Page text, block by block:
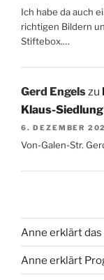
Ich habe da auch
richtigen Bildern
Stiftebox.…
Gerd Engelszu
Klaus-
6. DEZEMBER
Von-Galen-Str.
Anne erklärt
Anne erklärt